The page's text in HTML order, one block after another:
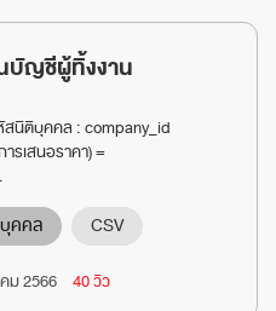
บัญชีผู้ทิ้งงาน
สนิติบุคคล : company_id
รเสนอราคา) =
คคล CSV
ม 2566 40 วิว